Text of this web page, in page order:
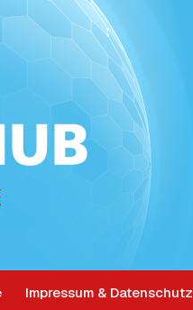
Impressum & Datenschutz